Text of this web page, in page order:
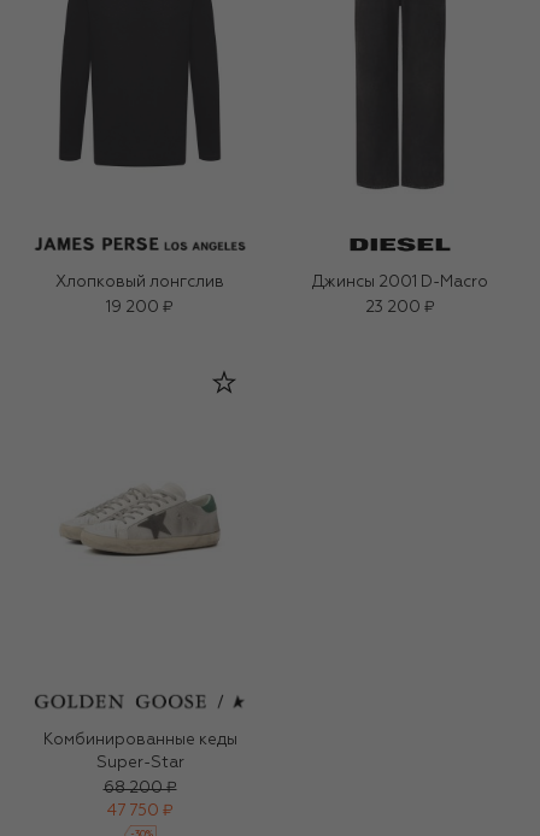
Хлопковый лонгслив
19 200 ₽
Джинсы 2001 D-Macro
23 200 ₽
Комбинированные кеды
Super-Star
68 200 ₽
47 750 ₽